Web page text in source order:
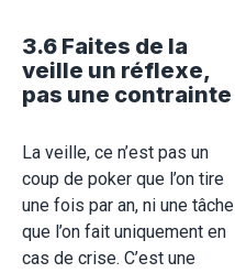
3.6 Faites de la
veille un réflexe,
pas une contrainte
La veille, ce n’est pas un
coup de poker que l’on tire
une fois par an, ni une tâche
que l’on fait uniquement en
cas de crise. C’est une